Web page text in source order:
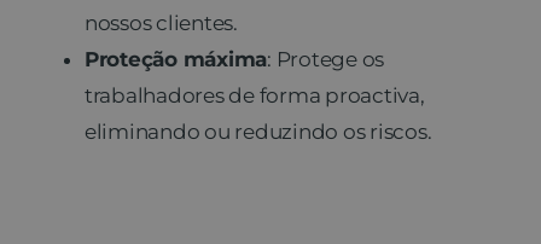
nossos clientes.
Proteção máxima: Protege os
trabalhadores de forma proactiva,
eliminando ou reduzindo os riscos.